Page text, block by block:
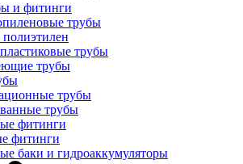
и фитинги
трубы
трубы
трубы
трубы
трубы
фитинги
фитинги
баки и гидроаккумуляторы